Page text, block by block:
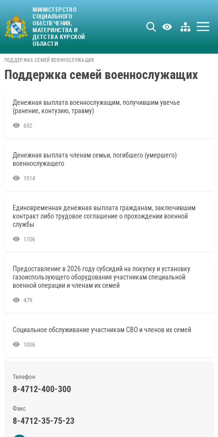
МИНИСТЕРСТВО
СОЦИАЛЬНОГО
ОБЕСПЕЧЕНИЯ,
МАТЕРИНСТВА И
ДЕТСТВА КУРСКОЙ
ОБЛАСТИ
ПОДДЕРЖКА СЕМЕЙ ВОЕННОСЛУЖАЩИХ
Поддержка семей военнослужащих
Денежная выплата военнослужащим, получившим увечье
(ранение, контузию, травму)
692
Денежная выплата членам семьи, погибшего (умершего)
военнослужащего
1914
Единовременная денежная выплата гражданам, заключившим
контракт либо трудовое соглашение о прохождении военной
службы
1106
Предоставление в 2026 году субсидий на покупку и установку
газоиспользующего оборудования участникам специальной
военной операции и членам их семей
479
Социальное обслуживание участникам СВО и членов их семей
1006
Телефон
8-4712-400-300
Факс
8-4712-35-75-23